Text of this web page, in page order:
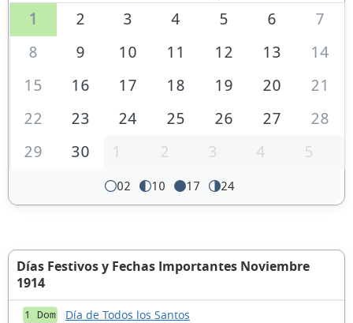
1 2 3 4 5 6
7
8
9 10 11 12 13
14
15
16 17 18 19 20
21
22
23 24 25 26 27
28
29
30 1 2 3 4 5
02 10 17 24
Días Festivos y Fechas Importantes Noviembre
1914
1 Dom Día de Todos los Santos